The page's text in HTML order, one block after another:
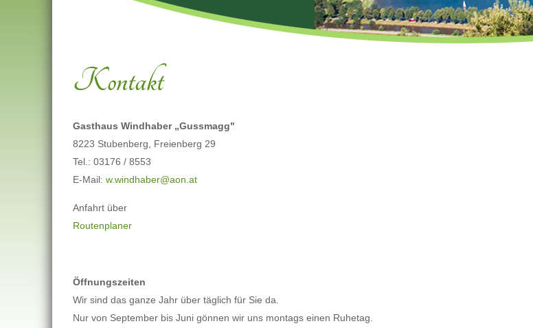
Kontakt
Gasthaus Windhaber „Gussmagg"
8223 Stubenberg, Freienberg 29
Tel.: 03176 / 8553
E-Mail: w.windhaber@aon.at
Anfahrt über
Routenplaner
Öffnungszeiten
Wir sind das ganze Jahr über täglich für Sie da.
Nur von September bis Juni gönnen wir uns montags einen Ruhetag.